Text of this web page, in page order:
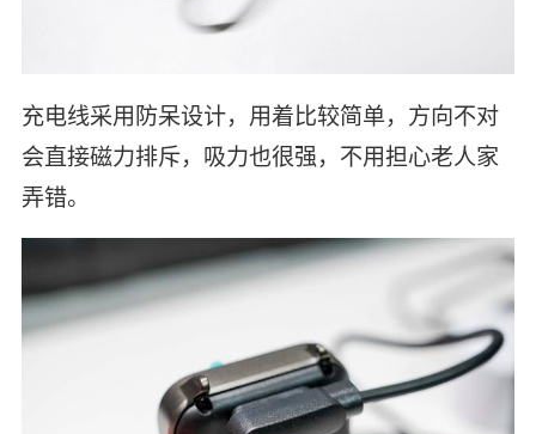
充电线采用防呆设计，用着比较简单，方向不对
会直接磁力排斥，吸力也很强，不用担心老人家
弄错。